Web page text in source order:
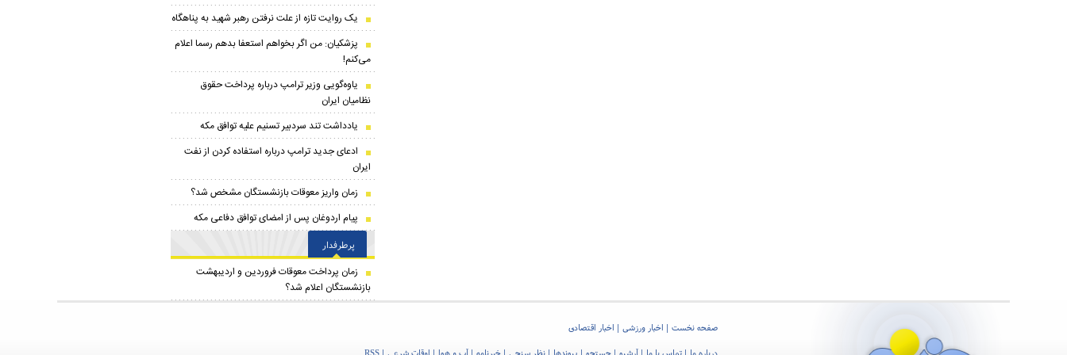
یک روایت تازه از علت نرفتن رهبر شهید به پناهگاه
پزشکیان: من اگر بخواهم استعفا بدهم رسما اعلام
می‌کنم!
یاوه‌گویی وزیر ترامپ درباره پرداخت حقوق
نظامیان ایران
یادداشت تند سردبیر تسنیم علیه توافق مکه
ادعای جدید ترامپ درباره استفاده کردن از نفت
ایران
زمان واریز معوقات بازنشستگان مشخص شد؟
پیام اردوغان پس از امضای توافق دفاعی مکه
پرطرفدار
زمان پرداخت معوقات فروردین و اردیبهشت
بازنشستگان اعلام شد؟
صفحه نخست اخبار ورزشی
اخبار اقتصادی